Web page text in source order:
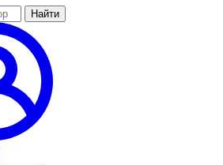
Найти